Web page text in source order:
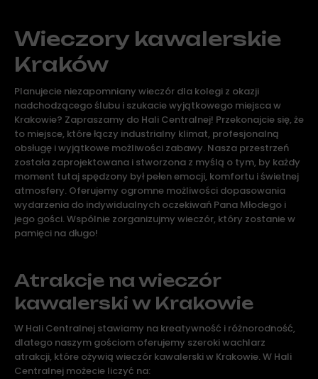
Wieczory kawalerskie
Kraków
Planujecie niezapomniany wieczór dla kolegi z okazji
nadchodzącego ślubu i szukacie wyjątkowego miejsca w
Krakowie? Zapraszamy do Hali Centralnej! Przekonajcie się, że
to miejsce, które łączy industrialny klimat, profesjonalną
obsługę i wyjątkowe możliwości zabawy. Nasza przestrzeń
została zaprojektowana i stworzona z myślą o tym, by każdy
moment tutaj spędzony był pełen emocji, komfortu i świetnej
atmosfery. Oferujemy ogromne możliwości dopasowania
wydarzenia do indywidualnych oczekiwań Pana Młodego i
jego gości. Wspólnie zorganizujmy wieczór, który zostanie w
pamięci na długo!
Atrakcje na wieczór
kawalerski w Krakowie
W Hali Centralnej stawiamy na kreatywność i różnorodność,
dlatego naszym gościom oferujemy szeroki wachlarz
atrakcji, które ożywią wieczór kawalerski w Krakowie. W Hali
Centralnej możecie liczyć na: